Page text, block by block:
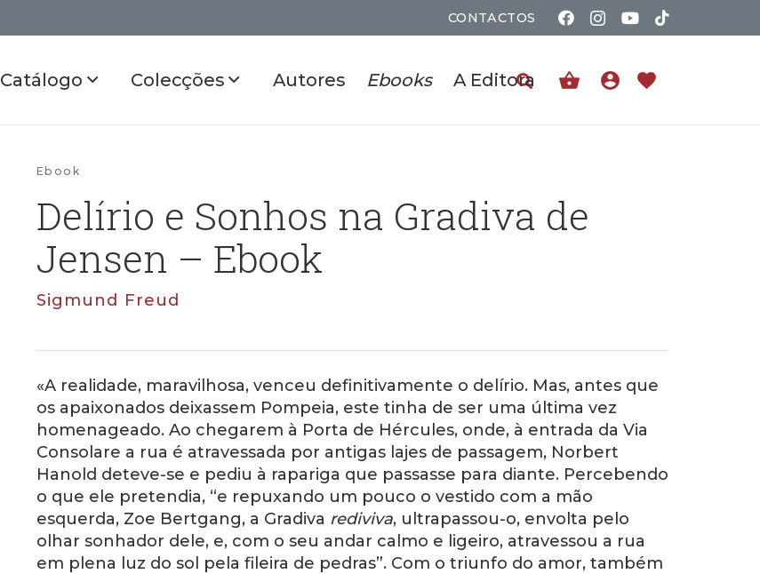
CONTACTOS
Catálogo Colecções Autores Ebooks A Editora shopping_basket account_circle favorite
Ebook
Delírio e Sonhos na Gradiva de
Jensen – Ebook
Sigmund Freud
«A realidade, maravilhosa, venceu definitivamente o delírio. Mas, antes que
os apaixonados deixassem Pompeia, este tinha de ser uma última vez
homenageado. Ao chegarem à Porta de Hércules, onde, à entrada da Via
Consolare a rua é atravessada por antigas lajes de passagem, Norbert
Hanold deteve-se e pediu à rapariga que passasse para diante. Percebendo
o que ele pretendia, “e repuxando um pouco o vestido com a mão
esquerda, Zoe Bertgang, a Gradiva rediviva, ultrapassou-o, envolta pelo
olhar sonhador dele, e, com o seu andar calmo e ligeiro, atravessou a rua
em plena luz do sol pela fileira de pedras”. Com o triunfo do amor, também